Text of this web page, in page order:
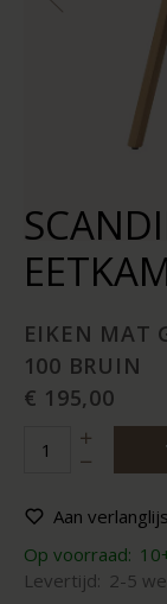
EIKEN MAT
100 BRUIN
€ 195,00
Aan
Op voorraad:
Levertijd: 2-5